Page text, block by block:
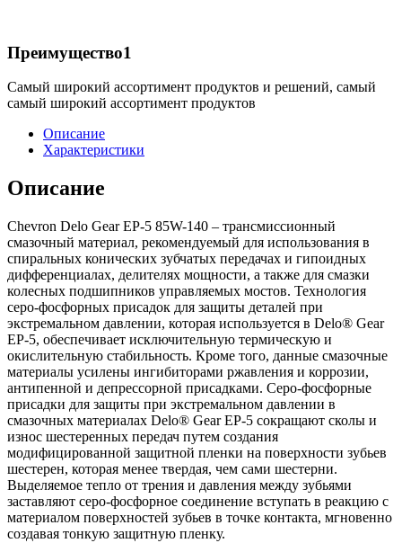
Преимущество1
Самый широкий ассортимент продуктов и решений, самый
самый широкий ассортимент продуктов
Описание
Характеристики
Описание
Chevron Delo Gear EP-5 85W-140 – трансмиссионный
смазочный материал, рекомендуемый для использования в
спиральных конических зубчатых передачах и гипоидных
дифференциалах, делителях мощности, а также для смазки
колесных подшипников управляемых мостов. Технология
серо-фосфорных присадок для защиты деталей при
экстремальном давлении, которая используется в Delo® Gear
EP-5, обеспечивает исключительную термическую и
окислительную стабильность. Кроме того, данные смазочные
материалы усилены ингибиторами ржавления и коррозии,
антипенной и депрессорной присадками. Серо-фосфорные
присадки для защиты при экстремальном давлении в
смазочных материалах Delo® Gear EP-5 сокращают сколы и
износ шестеренных передач путем создания
модифицированной защитной пленки на поверхности зубьев
шестерен, которая менее твердая, чем сами шестерни.
Выделяемое тепло от трения и давления между зубьями
заставляют серо-фосфорное соединение вступать в реакцию с
материалом поверхностей зубьев в точке контакта, мгновенно
создавая тонкую защитную пленку.